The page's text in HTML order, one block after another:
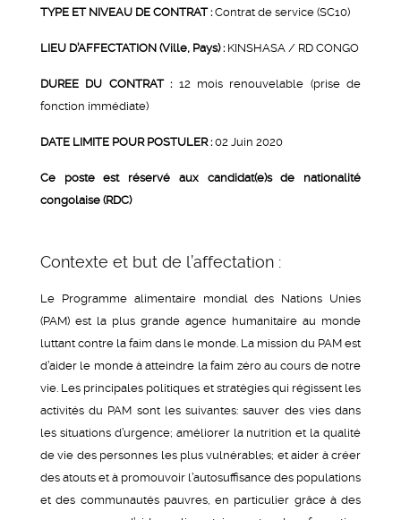
TYPE ET NIVEAU DE CONTRAT :Contrat de service (SC10)
LIEU D’AFFECTATION (Ville, Pays) : KINSHASA / RD CONGO
DUREE DU CONTRAT :12 mois renouvelable (prise de
fonction immédiate)
DATE LIMITE POUR POSTULER :02 Juin 2020
Ce poste est réservé aux candidat(e)s de nationalité
congolaise (RDC)
Contexte et but de l’affectation :
Le Programme alimentaire mondial des Nations Unies
(PAM) est la plus grande agence humanitaire au monde
luttant contre la faim dans le monde. La mission du PAM est
d’aider le monde à atteindre la faim zéro au cours de notre
vie. Les principales politiques et stratégies qui régissent les
activités du PAM sont les suivantes: sauver des vies dans
les situations d’urgence; améliorer la nutrition et la qualité
de vie des personnes les plus vulnérables; et aider à créer
des atouts et à promouvoir l’autosuffisance des populations
et des communautés pauvres, en particulier grâce à des